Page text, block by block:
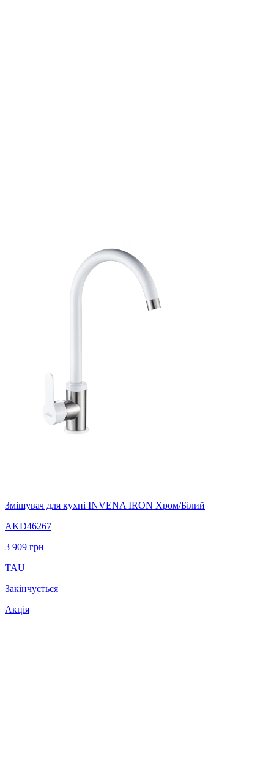
Змішувач для кухні INVENA IRON Хром/Білий
AKD46267
3 909 грн
TAU
Закінчується
Акція